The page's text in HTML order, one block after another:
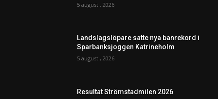
5 augusti, 2026
Landslagslöpare satte nya banrekord i
Sparbanksjoggen Katrineholm
5 augusti, 2026
Resultat Strömstadmilen 2026